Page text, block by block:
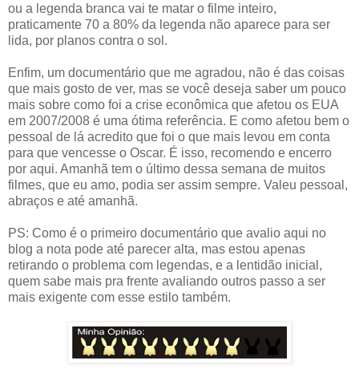
ou a legenda branca vai te matar o filme inteiro,
praticamente 70 a 80% da legenda não aparece para ser
lida, por planos contra o sol.
Enfim, um documentário que me agradou, não é das coisas
que mais gosto de ver, mas se você deseja saber um pouco
mais sobre como foi a crise econômica que afetou os EUA
em 2007/2008 é uma ótima referência. E como afetou bem o
pessoal de lá acredito que foi o que mais levou em conta
para que vencesse o Oscar. É isso, recomendo e encerro
por aqui. Amanhã tem o último dessa semana de muitos
filmes, que eu amo, podia ser assim sempre. Valeu pessoal,
abraços e até amanhã.
PS: Como é o primeiro documentário que avalio aqui no
blog a nota pode até parecer alta, mas estou apenas
retirando o problema com legendas, e a lentidão inicial,
quem sabe mais pra frente avaliando outros passo a ser
mais exigente com esse estilo também.